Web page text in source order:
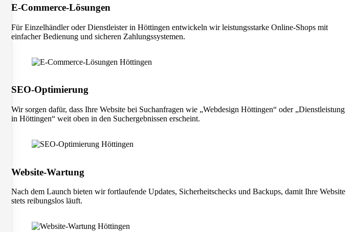
E-Commerce-Lösungen
Für Einzelhändler oder Dienstleister in Höttingen entwickeln wir leistungsstarke Online-Shops mit
einfacher Bedienung und sicheren Zahlungssystemen.
SEO-Optimierung
Wir sorgen dafür, dass Ihre Website bei Suchanfragen wie „Webdesign Höttingen“ oder „Dienstleistung
in Höttingen“ weit oben in den Suchergebnissen erscheint.
Website-Wartung
Nach dem Launch bieten wir fortlaufende Updates, Sicherheitschecks und Backups, damit Ihre Website
stets reibungslos läuft.